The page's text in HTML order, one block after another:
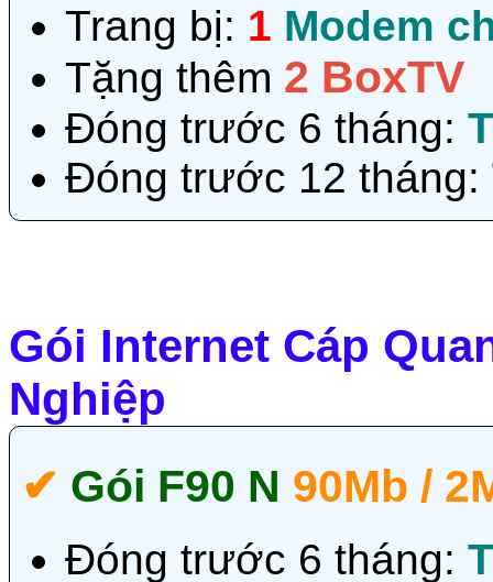
Trang bị: 1 Modem
Tặng thêm 2 BoxTV
Đóng trước 6 tháng:
Đóng trước 12 tháng:
Gói Internet Cáp
Nghiệp
✔‎ Gói F90 N 90Mb /
Đóng trước 6 tháng: